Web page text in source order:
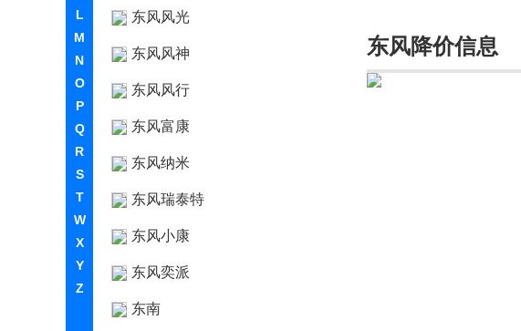
L
M
N
O
P
Q
R
S
T
W
X
Y
Z
东风风光
东风风神
东风风行
东风富康
东风纳米
东风瑞泰特
东风小康
东风奕派
东南
东风降价信息